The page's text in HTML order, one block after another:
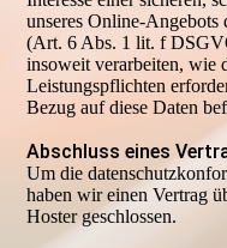
unseres Online-
(Art. 6 Abs. 1 lit. f
insoweit verarbeiten, wie
Leistungspflichten
Bezug auf diese Daten
Abschluss eines
Um die
haben wir einen Vertrag
Hoster geschlossen.